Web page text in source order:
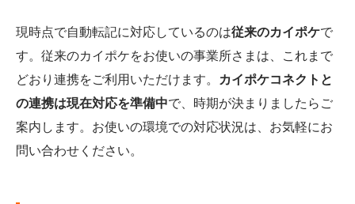
現時点で自動転記に対応しているのは従来のカイポケで
す。従来のカイポケをお使いの事業所さまは、これまで
どおり連携をご利用いただけます。
カイポケコネクトと
の連携は現在対応を準備中で、時期が決まりましたらご
案内します。お使いの環境での対応状況は、お気軽にお
問い合わせください。